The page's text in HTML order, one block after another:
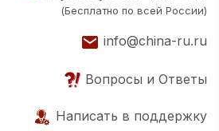
(Бесплатно по всей России)
info@china-ru.ru
Вопросы и Ответы
Написать в поддержку